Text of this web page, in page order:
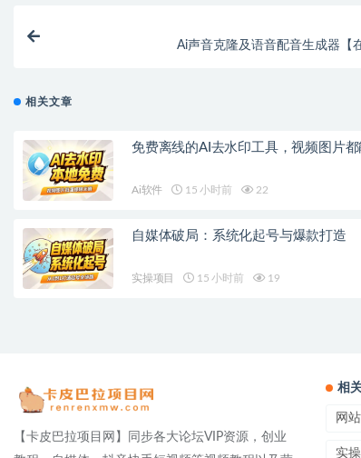
Ai声音克隆及语音配音生成器【
相关文章
免费离线的AI去水印工具，视频图片
Ai软件 15 小时前 22
自媒体破局：系统化起号与爆款打造
实操项目 15 小时前 19
【卡皮巴拉项目网】同步各大论坛VIP资源，创业
相
网
实